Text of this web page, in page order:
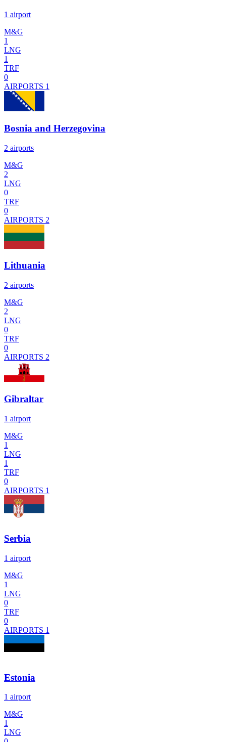
1 airport
M&G
1
LNG
1
TRF
0
AIRPORTS 1
Bosnia and Herzegovina
2 airports
M&G
2
LNG
0
TRF
0
AIRPORTS 2
Lithuania
2 airports
M&G
2
LNG
0
TRF
0
AIRPORTS 2
Gibraltar
1 airport
M&G
1
LNG
1
TRF
0
AIRPORTS 1
Serbia
1 airport
M&G
1
LNG
0
TRF
0
AIRPORTS 1
Estonia
1 airport
M&G
1
LNG